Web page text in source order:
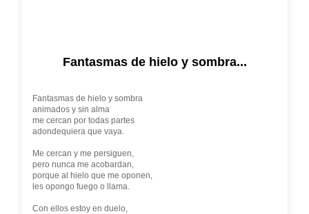
Fantasmas de hielo y sombra...
Fantasmas de hielo y sombra
animados y sin alma
me cercan por todas partes
adondequiera que vaya.
Me cercan y me persiguen,
pero nunca me acobardan,
porque al hielo que me oponen,
les opongo fuego o llama.
Con ellos estoy en duelo,